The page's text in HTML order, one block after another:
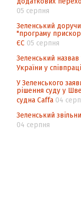
05 серпня
Зеленський
"програму
ЄС 05 серпня
Зеленський
України у
У Зеленського
рішення суду у
судна Caffa 04
Зеленський
04 серпня